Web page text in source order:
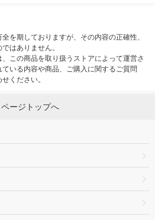
を期しておりますが、その内容の正確性、
はありません。
この商品を取り扱うストアによって運営さ
いる内容や商品、ご購入に関するご質問
ください。
ページトップへ